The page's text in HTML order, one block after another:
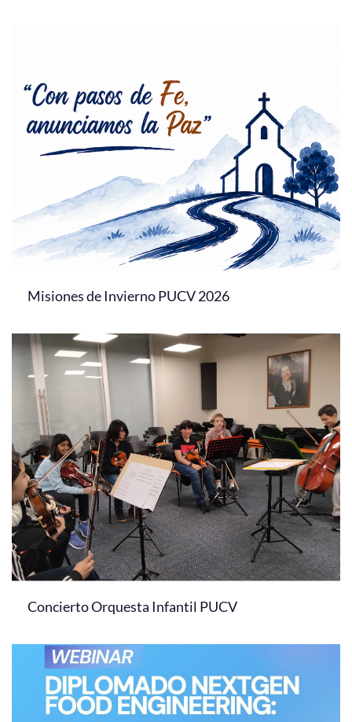
Misiones de Invierno PUCV 2026
Concierto Orquesta Infantil PUCV